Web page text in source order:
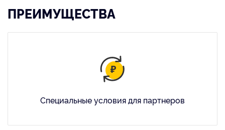
ПРЕИМУЩЕСТВА
Специальные условия для партнеров